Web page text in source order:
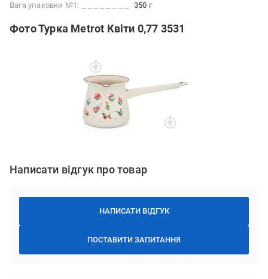
Вага упаковки №1:
350 г
Фото Турка Metrot Квіти 0,77 3531
Написати відгук про товар
НАПИСАТИ ВІДГУК
ПОСТАВИТИ ЗАПИТАННЯ